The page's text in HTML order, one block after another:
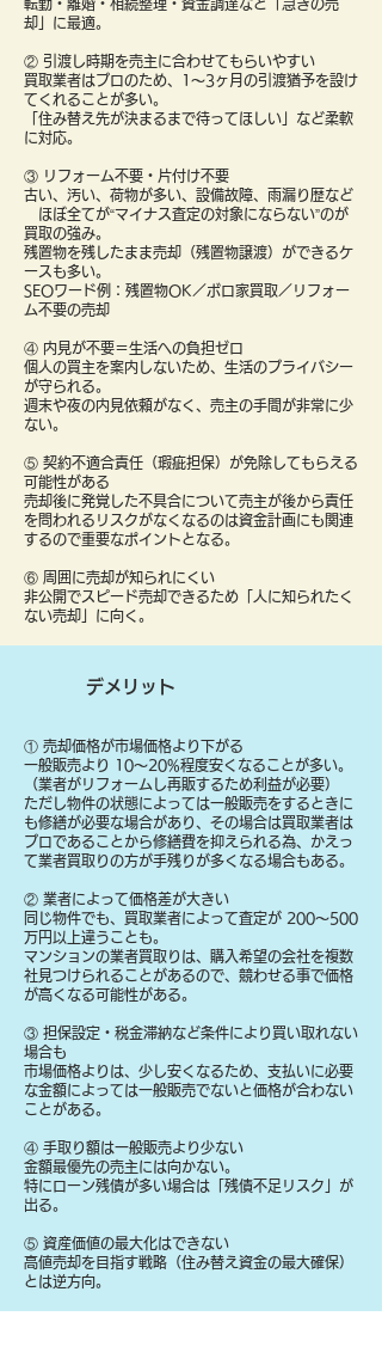
転勤・離婚・相続整理・資金調達など「急ぎの売
却」に最適。
② 引渡し時期を売主に合わせてもらいやすい
買取業者はプロのため、1〜3ヶ月の引渡猶予を設け
てくれることが多い。
「住み替え先が決まるまで待ってほしい」など柔軟
に対応。
③ リフォーム不要・片付け不要
古い、汚い、荷物が多い、設備故障、雨漏り歴など
ほぼ全てが“マイナス査定の対象にならない”のが
買取の強み。
残置物を残したまま売却（残置物譲渡）ができるケ
ースも多い。
SEOワード例：残置物OK／ボロ家買取／リフォー
ム不要の売却
④ 内見が不要＝生活への負担ゼロ
個人の買主を案内しないため、生活のプライバシー
が守られる。
週末や夜の内見依頼がなく、売主の手間が非常に少
ない。
⑤ 契約不適合責任（瑕疵担保）が免除してもらえる
可能性がある
売却後に発覚した不具合について売主が後から責任
を問われるリスクがなくなるのは資金計画にも関連
するので重要なポイントとなる。
⑥ 周囲に売却が知られにくい
非公開でスピード売却できるため「人に知られたく
ない売却」に向く。
デメリット
① 売却価格が市場価格より下がる
一般販売より 10〜20%程度安くなることが多い。
（業者がリフォームし再販するため利益が必要）
ただし物件の状態によっては一般販売をするときに
も修繕が必要な場合があり、その場合は買取業者は
プロであることから修繕費を抑えられる為、かえっ
て業者買取りの方が手残りが多くなる場合もある。
② 業者によって価格差が大きい
同じ物件でも、買取業者によって査定が 200〜500
万円以上違うことも。
マンションの業者買取りは、購入希望の会社を複数
社見つけられることがあるので、競わせる事で価格
が高くなる可能性がある。
③ 担保設定・税金滞納など条件により買い取れない
場合も
​市場価格よりは、少し安くなるため、支払いに必要
な金額によっては一般販売でないと価格が合わない
ことがある。
④ 手取り額は一般販売より少ない
金額最優先の売主には向かない。
特にローン残債が多い場合は「残債不足リスク」が
出る。
⑤ 資産価値の最大化はできない
高値売却を目指す戦略（住み替え資金の最大確保）
とは逆方向。